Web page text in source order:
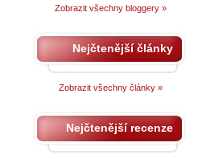
Zobrazit všechny bloggery »
Nejčtenější články
Zobrazit všechny články »
Nejčtenější recenze